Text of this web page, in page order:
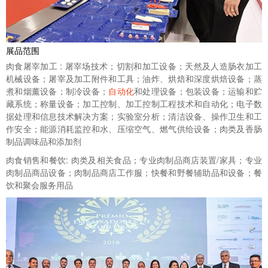
展品范围
肉食屠宰加工 : 屠宰场技术；切割和加工设备；天然及人造肠衣加工
机械设备；屠宰及加工附件和工具；油炸、烘焙和深度烘焙设备；蒸
煮和烟薰设备；制冷设备； 自动化和处理设备；包装设备；运输和贮
藏系统；称量设备；加工控制、加工控制工程技术和自动化；电子数
据处理和信息技术解决方案；实验室分析；清洁设备、操作卫生和工
作安全；能源消耗监控和水、压缩空气、燃气供给设备；肉类及香肠
制品调味品和添加剂
肉食销售和餐饮: 肉类及相关食品；专业肉制品商店装置/家具；专业
肉制品商品设备；肉制品商店工作服；快餐和野餐辅助品和设备；餐
饮和聚会服务用品